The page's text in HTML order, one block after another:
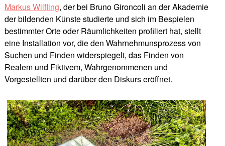
Markus Wilfling, der bei Bruno Gironcoli an der Akademie
der bildenden Künste studierte und sich im Bespielen
bestimmter Orte oder Räumlichkeiten profiliert hat, stellt
eine Installation vor, die den Wahrnehmunsprozess von
Suchen und Finden widerspiegelt, das Finden von
Realem und Fiktivem, Wahrgenommenen und
Vorgestellten und darüber den Diskurs eröffnet.